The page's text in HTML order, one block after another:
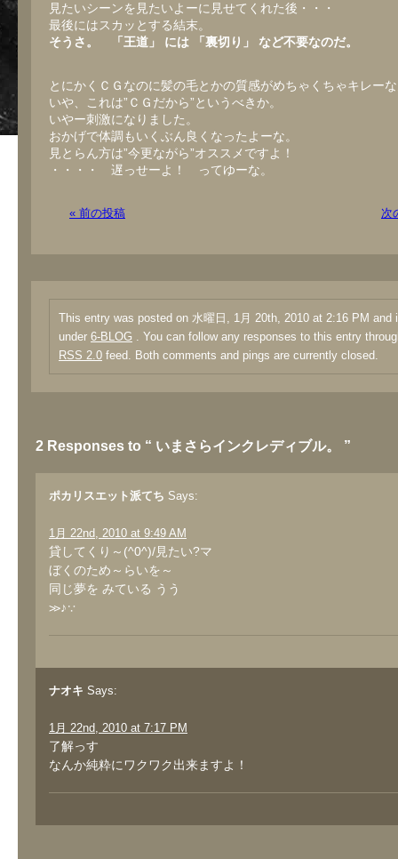
見たいシーンを見たいよーに見せてくれた後・・・
最後にはスカッとする結末。
そうさ。 「王道」 には 「裏切り」 など不要なのだ。
とにかくＣＧなのに髪の毛とかの質感がめちゃくちゃキレー
いや、これは”ＣＧだから”というべきか。
いやー刺激になりました。
おかげで体調もいくぶん良くなったよーな。
見とらん方は”今更ながら”オススメですよ！
・・・・ 遅っせーよ！ ってゆーな。
« 前の投稿 次
This entry was posted on 水曜日, 1月 20th, 2010 at 2:16 PM and
under 6-BLOG . You can follow any responses to this entry
RSS 2.0 feed. Both comments and pings are currently closed.
2 Responses to “ いまさらインクレディブル。 ”
ポカリスエット派てち Says:
1月 22nd, 2010 at 9:49 AM
貸してくり～(^0^)/見たい?マ
ぼくのため～らいを～
同じ夢を みている うう
≫♪∵
ナオキ Says:
1月 22nd, 2010 at 7:17 PM
了解っす
なんか純粋にワクワク出来ますよ！